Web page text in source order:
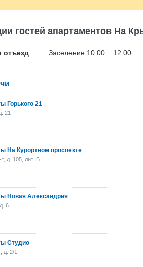
гостей апартаментов На
отъезд Заселение 10:00 .. 12:00
Горького 21
21
На Курортном проспекте
д. 105, лит. Б
Новая Александрия
6
Студио
д. 2/1